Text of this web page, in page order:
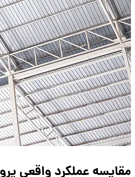
مقایسه عملکرد واقعی